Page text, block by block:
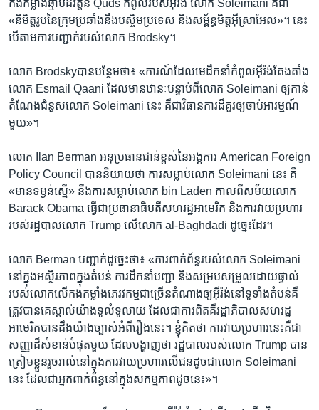
កង​កម្លាំង​ឆ្មាំ​បដិវត្តន៍ Quds កំពូល​របស់​អ៊ីរ៉ង់ លោក Soleimani គឺ​ជា
«និមិត្តរូប​នៃ​ក្រុម​ប្រឆាំង​នឹង​បស្ចិម​ប្រទេស‍ និង​សម្ព័ន្ធមិត្ត​អ៊ីស្រាអែល»។ នេះ​
បើ​តាម​ការ​បញ្ជាក់​របស់​លោក Brodsky។
លោក Brodskyបាន​បន្ថែម​ថា៖ «ការណ៍​ដែល​មេដឹកនាំ​កំពូល​អ៊ីរ៉ង់​តែងតាំង​
លោក Esmail Qaani ដែល​មាន​ឋានៈ​បន្ទាប់ពី​លោក Soleimani ឲ្យ​កាន់​
តំណែង​ជំនួស​លោក Soleimani នេះ គឺ​ជា​វិធានការ​ដ៏​គួរ​ឲ្យ​ចាប់​អារម្មណ៍​
មួយ‍»។
លោក Ilan Berman អនុ​ប្រធាន​ជាន់​ខ្ពស់​នៃ​អង្គការ American Foreign
Policy Council បាន​និយាយ​ថា ការ​សម្លាប់​លោក Soleimani នេះ គឺ
«មាន​ទម្ងន់​ស្មើ‍» នឹង​ការ​សម្លាប់​លោក bin Laden កាល​ពី​សម័យ​លោក
Barack Obama ធ្វើ​ជា​ប្រធានាធិបតី​សហរដ្ឋ​អាមេរិក និង​ការ​វាយ​ប្រហារ​
របស់​រដ្ឋបាល​លោក Trump លើ​លោក al-Baghdadi ដូច្នេះ​ដែរ។
លោក Berman បញ្ជាក់​ដូច្នេះ​ថា៖ «ការ​ពាក់ព័ន្ធ​របស់​លោក Soleimani
នៅ​ក្នុង​អស្ថិរភាព​ក្នុង​តំបន់ ការ​ដឹកនាំ​បញ្ជា និង​សម្របសម្រួល​ដោយ​ផ្ទាល់​
របស់​លោក​លើ​កង​កម្លាំង​ភេរវកម្ម​ជា​ច្រើន​តំណាង​ឲ្យ​អ៊ីរ៉ង់​នៅ​ទូទាំង​តំបន់​គឺ​
ត្រូវ​បាន​គេ​ស្គាល់​យ៉ាង​ទូលំទូលាយ ដែល​ជា​ការពិត​គឺ​រដ្ឋាភិបាល​សហរដ្ឋ​
អាមេរិក​បាន​ដឹង​យ៉ាង​ច្បាស់​អំពី​រឿង​នេះ។ ខ្ញុំ​គិត​ថា ការ​វាយ​ប្រហារ​នេះ​គឺ​ជា​
សញ្ញា​ដ៏​សំខាន់​បំផុត​មួយ ដែល​បង្ហាញ​ថា រដ្ឋបាល​របស់​លោក Trump បាន​
ត្រៀម​ខ្លួន​រួចរាល់​នៅ​ក្នុង​ការ​វាយ​ប្រហារ​លើ​ជន​ដូចជា​លោក Soleimani
នេះ ដែល​ជា​អ្នក​ពាក់ព័ន្ធ​នៅ​ក្នុង​សកម្មភាព​ដូច​នេះ‍»។